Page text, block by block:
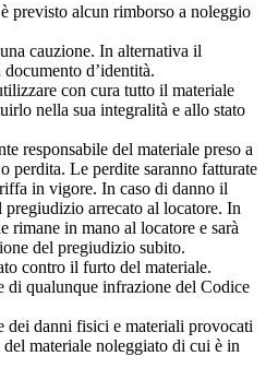
previsto alcun rimborso a noleggio
cauzione. In alternativa il
d’identità.
con cura tutto il materiale
nella sua integralità e allo stato
responsabile del materiale preso a
perdita. Le perdite saranno fatturate
in vigore. In caso di danno il
arrecato al locatore. In
rimane in mano al locatore e sarà
del pregiudizio subito.
contro il furto del materiale.
di qualunque infrazione del Codice
dei danni fisici e materiali provocati
materiale noleggiato di cui è in